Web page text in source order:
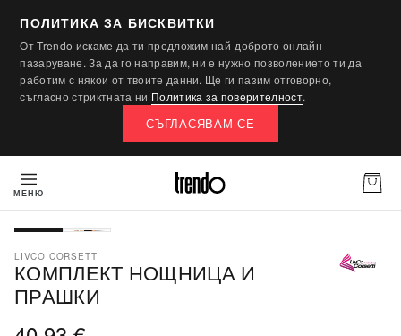
ПОЛИТИКА ЗА БИСКВИТКИ
От Trendo искаме да ти предложим най-доброто онлайн
пазаруване. За да го направим, ни е нужно позволението ти да
работим с някои от твоите данни. Ще ги пазим отговорно,
съгласно стриктната ни Политика за поверителност.
СЪГЛАСЯВАМ СЕ
МЕНЮ
LIVCO CORSETTI
КОМПЛЕКТ НОЩНИЦА И
ПРАШКИ